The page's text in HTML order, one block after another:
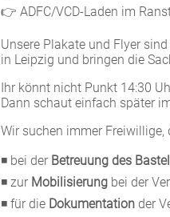
👉 ADFC/VCD-Laden im
Unsere Plakate und Flyer
in Leipzig und bringen die
Ihr könnt nicht Punkt 14:30
Dann schaut einfach später
Wir suchen immer
◾ bei der Betreuung des
◾ zur Mobilisierung bei der
◾ für die Dokumentation der